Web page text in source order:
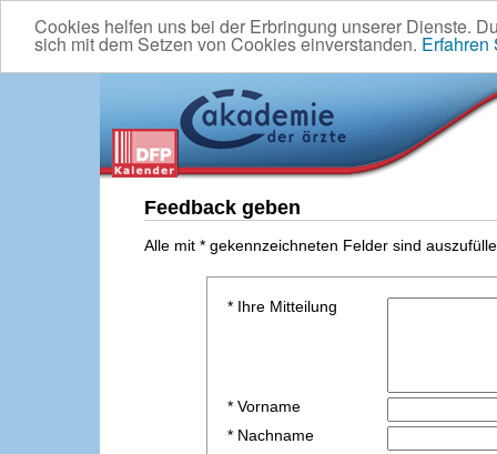
Cookies helfen uns bei der Erbringung unserer Dienste.
sich mit dem Setzen von Cookies einverstanden. Erfahren
Feedback geben
Alle mit * gekennzeichneten Felder sind
* Ihre Mitteilung
* Vorname
* Nachname